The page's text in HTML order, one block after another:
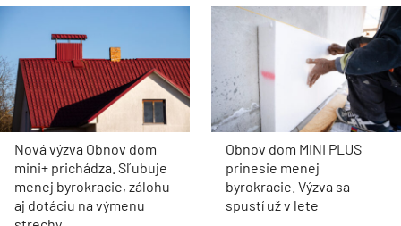
Nová výzva Obnov dom
mini+ prichádza. Sľubuje
menej byrokracie, zálohu
aj dotáciu na výmenu
Obnov dom MINI PLUS
prinesie menej
byrokracie. Výzva sa
spustí už v lete